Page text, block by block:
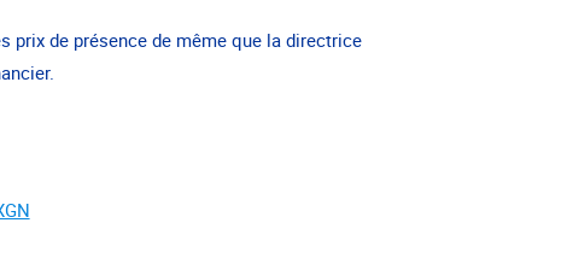
de présence de même que la directrice